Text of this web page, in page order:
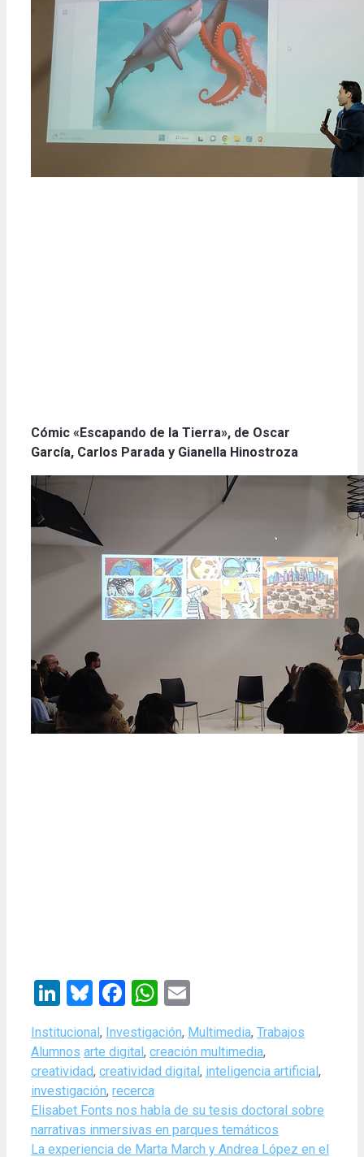
Cómic «Escapando de la Tierra», de Oscar
García, Carlos Parada y Gianella Hinostroza
LinkedIn
Bluesky
Facebook
WhatsApp
Categories
Institucional , Investigación, Multimedia, Trabajos
Alumnos Tags
arte digital , creación multimedia,
creatividad, creatividad digital , inteligencia artificial ,
investigación, recerca
Elisabet Fonts nos habla de su tesis doctoral sobre
narrativas inmersivas en parques temáticos
La experiencia de Marta March y Andrea López en el